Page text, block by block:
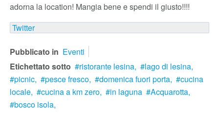
adorna la location! Mangia bene e spendi il giusto!!!!
Twitter
Pubblicato in Eventi
Etichettato sotto
ristorante lesina,
lago di lesina,
picnic,
pesce fresco, domenica fuori porta,
cucina
locale,
cucina a km zero, in laguna
Acquarotta,
bosco isola,